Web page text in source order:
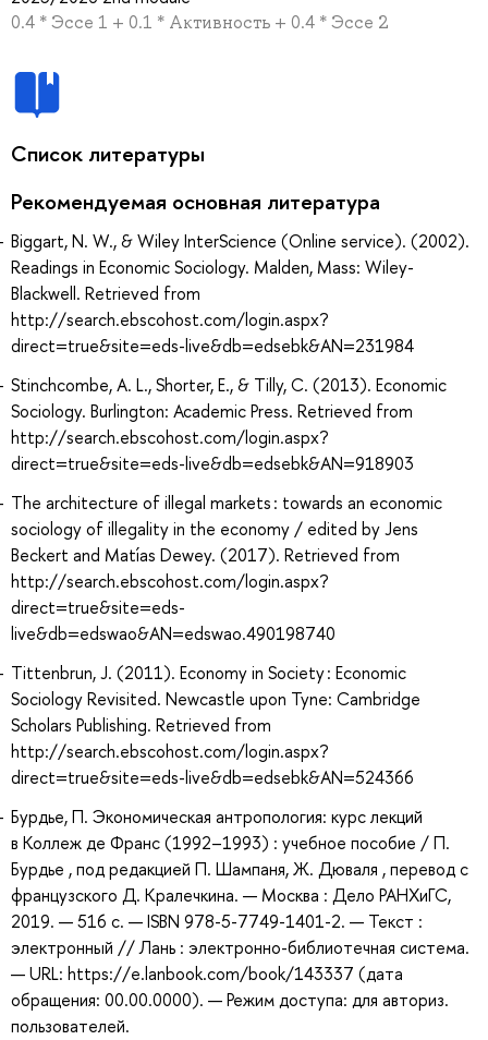
0.4 * Эссе 1 + 0.1 * Активность + 0.4 * Эссе 2
Список литературы
Рекомендуемая основная литература
Biggart, N. W., & Wiley InterScience (Online service). (2002).
Readings in Economic Sociology. Malden, Mass: Wiley-
Blackwell. Retrieved from
http://search.ebscohost.com/login.aspx?
direct=true&site=eds-live&db=edsebk&AN=231984
Stinchcombe, A. L., Shorter, E., & Tilly, C. (2013). Economic
Sociology. Burlington: Academic Press. Retrieved from
http://search.ebscohost.com/login.aspx?
direct=true&site=eds-live&db=edsebk&AN=918903
The architecture of illegal markets : towards an economic
sociology of illegality in the economy / edited by Jens
Beckert and Matías Dewey. (2017). Retrieved from
http://search.ebscohost.com/login.aspx?
direct=true&site=eds-
live&db=edswao&AN=edswao.490198740
Tittenbrun, J. (2011). Economy in Society : Economic
Sociology Revisited. Newcastle upon Tyne: Cambridge
Scholars Publishing. Retrieved from
http://search.ebscohost.com/login.aspx?
direct=true&site=eds-live&db=edsebk&AN=524366
Бурдье, П. Экономическая антропология: курс лекций
в Коллеж де Франс (1992–1993) : учебное пособие / П.
Бурдье , под редакцией П. Шампаня, Ж. Дюваля , перевод с
французского Д. Кралечкина. — Москва : Дело РАНХиГС,
2019. — 516 с. — ISBN 978-5-7749-1401-2. — Текст :
электронный // Лань : электронно-библиотечная система.
— URL: https://e.lanbook.com/book/143337 (дата
обращения: 00.00.0000). — Режим доступа: для авториз.
пользователей.